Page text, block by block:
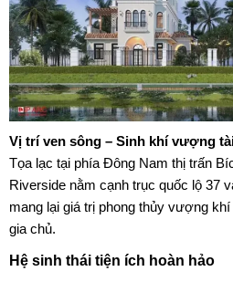
Vị trí ven sông – Sinh khí vượng
Tọa lạc tại phía Đông Nam thị trấn
Riverside nằm cạnh trục quốc lộ 37
mang lại giá trị phong thủy vượng
gia chủ.
Hệ sinh thái tiện ích hoàn hảo